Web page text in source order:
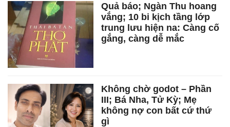
Quả báo; Ngàn Thu hoang
vắng; 10 bi kịch tầng lớp
trung lưu hiện na: Càng cố
gắng, càng dễ mắc
Không chờ godot – Phần
III; Bá Nha, Tử Kỳ; Mẹ
không nợ con bất cứ thứ
gì